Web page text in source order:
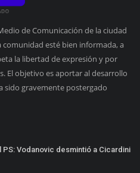
de Comunicación de la ciudad
esté bien informada, a
la libertad de expresión y por
El objetivo es aportar al desarrollo
sido gravemente postergado
PS: Vodanovic desmintió a Cicardini